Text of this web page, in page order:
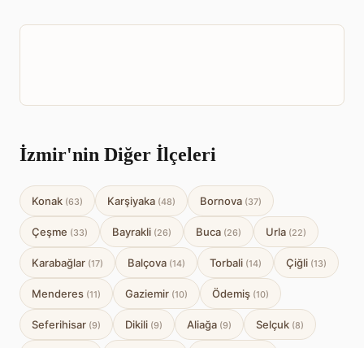
İzmir'nin Diğer İlçeleri
Konak (63) Karşiyaka (48) Bornova (37)
Çeşme (33) Bayrakli (26) Buca (26) Urla (22)
Karabağlar (17) Balçova (14) Torbali (14) Çiğli (13)
Menderes (11) Gaziemir (10) Ödemiş (10)
Seferihisar (9) Dikili (9) Aliağa (9) Selçuk (8)